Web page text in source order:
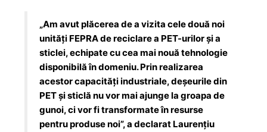
„Am avut plăcerea de a vizita cele două noi
unități FEPRA de reciclare a PET-urilor și a
sticlei, echipate cu cea mai nouă tehnologie
disponibilă în domeniu. Prin realizarea
acestor capacități industriale, deșeurile din
PET și sticlă nu vor mai ajunge la groapa de
gunoi, ci vor fi transformate în resurse
pentru produse noi”, a declarat Laurențiu